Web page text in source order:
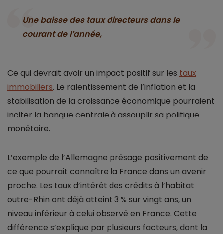
Une baisse des taux directeurs dans le
courant de l’année,
Ce qui devrait avoir un impact positif sur les taux
immobiliers. Le ralentissement de l’inflation et la
stabilisation de la croissance économique pourraient
inciter la banque centrale à assouplir sa politique
monétaire.
L’exemple de l’Allemagne présage positivement de
ce que pourrait connaître la France dans un avenir
proche. Les taux d’intérêt des crédits à l’habitat
outre-Rhin ont déjà atteint 3 % sur vingt ans, un
niveau inférieur à celui observé en France. Cette
différence s’explique par plusieurs facteurs, dont la